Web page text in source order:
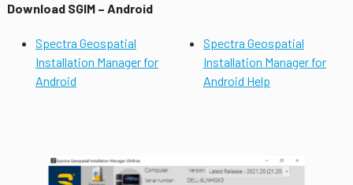
Download SGIM – Android
Spectra Geospatial
Installation Manager for
Android
Spectra Geospatial
Installation Manager for
Android Help